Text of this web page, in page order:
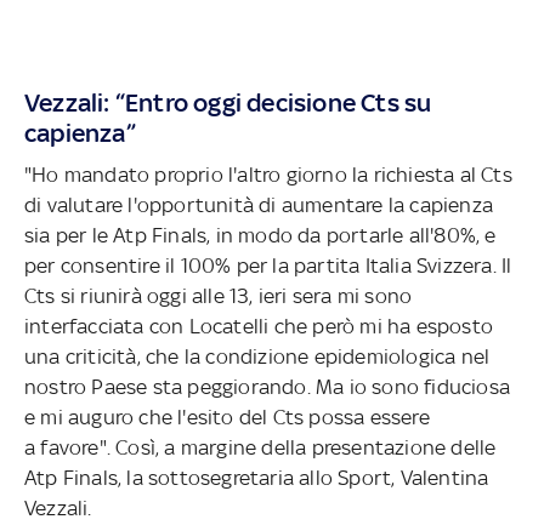
Vezzali: “Entro oggi decisione Cts su
capienza”
"Ho mandato proprio l'altro giorno la richiesta al Cts
di valutare l'opportunità di aumentare la capienza
sia per le Atp Finals, in modo da portarle all'80%, e
per consentire il 100% per la partita Italia Svizzera. Il
Cts si riunirà oggi alle 13, ieri sera mi sono
interfacciata con Locatelli che però mi ha esposto
una criticità, che la condizione epidemiologica nel
nostro Paese sta peggiorando. Ma io sono fiduciosa
e mi auguro che l'esito del Cts possa essere
a favore". Così, a margine della presentazione delle
Atp Finals, la sottosegretaria allo Sport, Valentina
Vezzali.